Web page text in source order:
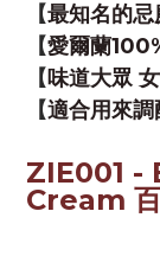
【最知名的忌
【愛爾蘭
【味道大眾
【適合用來
ZIE001 -
Cream